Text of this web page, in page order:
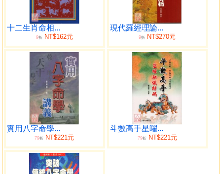
七．天府星
八．太陰星
九．貪狼星
十．巨門星
十一．天相星
十二．天梁星
十三．七殺星
十四．破軍星
附錄：各星曜星系組合圖表
第三章 十四主星曜於人事十二宮之靈動意象
一．紫微星
二．天機星
三．太陽星
四．武曲星
十二生肖命相...
9折NT$162元
現代羅經理論...
9折 NT$270元
實用八字命學...
79折 NT$221元
斗數高手星曜...
79折NT$221元